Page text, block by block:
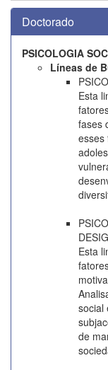
Doctorado
PSICOLOGIA
Líneas de
Esta
fases
esses
Esta
social
de